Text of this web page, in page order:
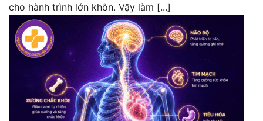
cho hành trình lớn khôn. Vậy làm [...]